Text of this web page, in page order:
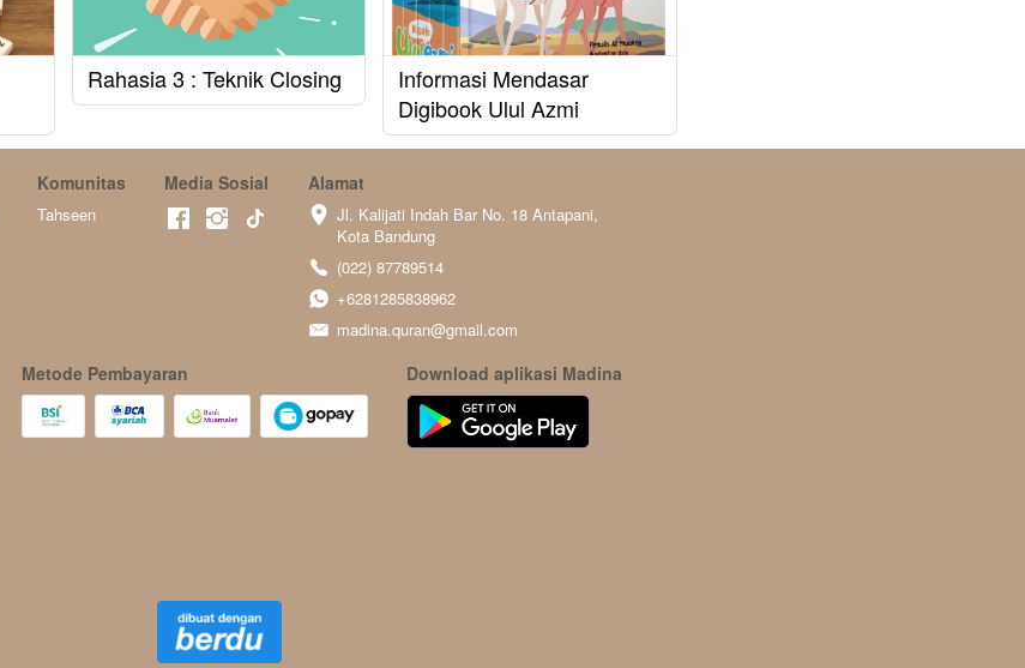
Rahasia 3 : Teknik Closing
Informasi Mendasar
Digibook Ulul Azmi
Komunitas
Tahseen
Media Sosial Alamat
Jl. Kalijati Indah Bar No. 18 Antapani,
Kota Bandung
(022) 87789514
+6281285838962
madina.quran@gmail.com
Metode Pembayaran Download aplikasi Madina